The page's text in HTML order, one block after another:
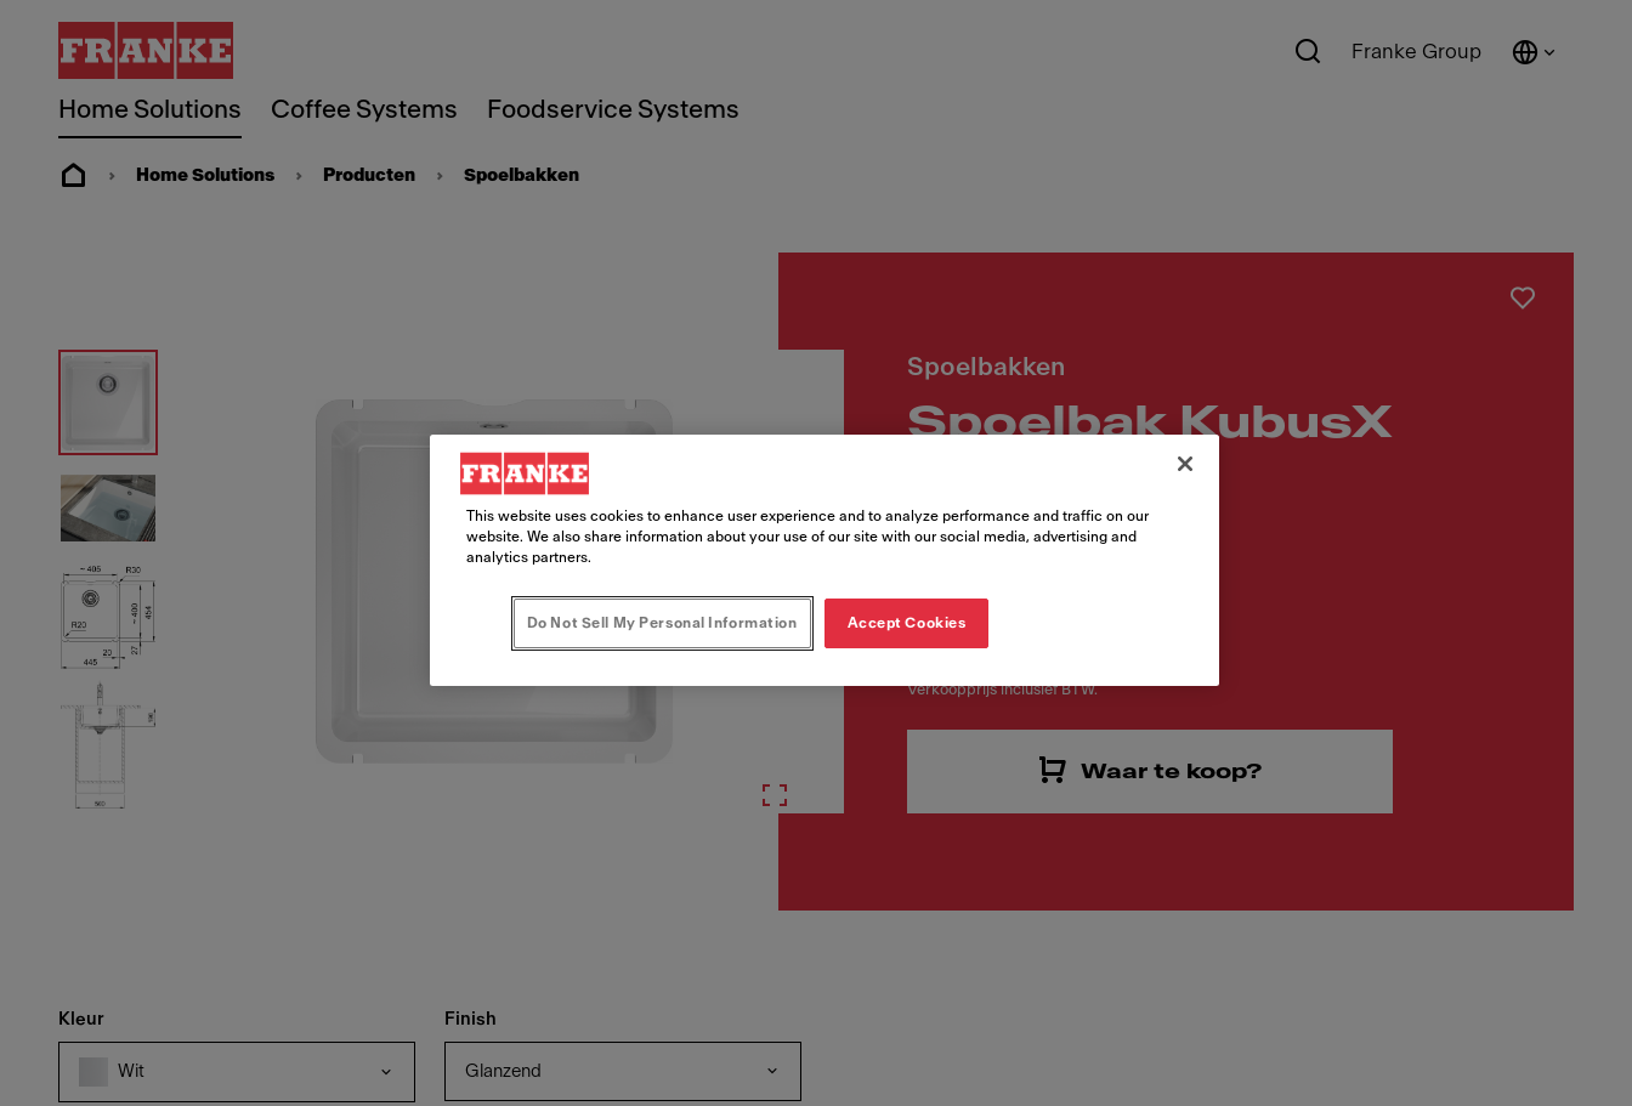
Home Solutions Coffee Systems Foodservice Systems
Franke Group
Home Solutions Producten Spoelbakken
Spoelbakken
Spoelbak KubusX
126.0735.128
€ 919,60
Verkoopprijs inclusief BTW.
Waar te koop?
Kleur
Wit
Finish
Glanzend
This website uses cookies to enhance user experience and to analyze performance and traffic on our
website. We also share information about your use of our site with our social media, advertising and
analytics partners.
Do Not Sell My Personal Information Accept Cookies